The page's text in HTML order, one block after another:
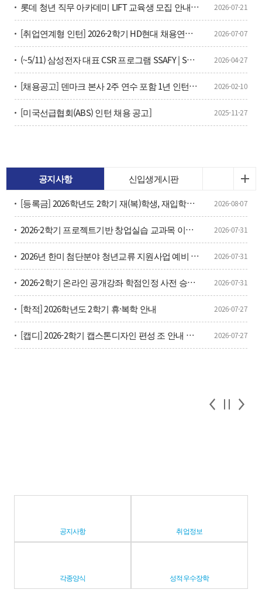
롯데 청년 직무 아카데미 LIFT 교육생 모집 안내(~7/26) 2026-07-21
[취업연계형 인턴] 2026-2학기 HD현대 채용연계형 현장실습학기제 모집 2026-07-07
(~5/11) 삼성전자 대표 CSR 프로그램 SSAFY | SW·AI 인재 양성을 위한 16기 교육생 모집 안내？ 2026-04-27
[채용공고] 덴마크 본사 2주 연수 포함 1년 인턴과정 수료 후 즉시 채용 예정 2026-02-10
[미국선급협회(ABS) 인턴 채용 공고] 2025-11-27
공지사항
신입생게시판
[등록금] 2026학년도 2학기 재(복)학생, 재입학생 등 등록금 납부 안내
2026-08-07
2026-2학기 프로젝트기반 창업실습 교과목 이수구분변경 신청 안내 2026-07-31
2026년 한미 첨단분야 청년교류 지원사업 예비 장학생 선발 안내 2026-07-31
2026-2학기 온라인 공개강좌 학점인정 사전 승인 신청 안내 2026-07-31
[학적] 2026학년도 2학기 휴·복학 안내 2026-07-27
[캡디] 2026-2학기 캡스톤디자인 편성 조 안내 및 캡디 단톡방 안내 2026-07-27
공지사항 취업정보
각종양식 성적우수장학